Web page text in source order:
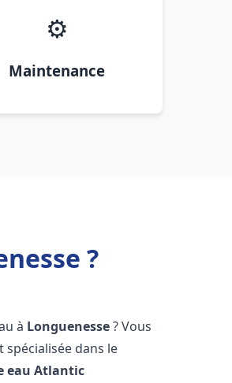
⚙️
Maintenance
?
à Longuenesse? Vous
dans le
eau Atlantic